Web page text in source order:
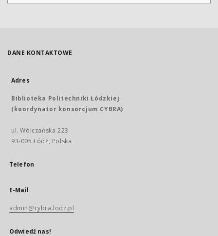
DANE KONTAKTOWE
Adres
Biblioteka Politechniki Łódzkiej
(koordynator konsorcjum CYBRA)
ul. Wólczańska 223
93-005 Łódź, Polska
Telefon
E-Mail
admin@cybra.lodz.pl
Odwiedź nas!